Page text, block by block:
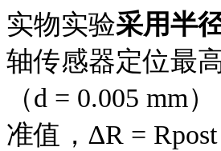
实物实验采用半
轴传感器定位最
（d = 0.005 mm
准值，∆R =